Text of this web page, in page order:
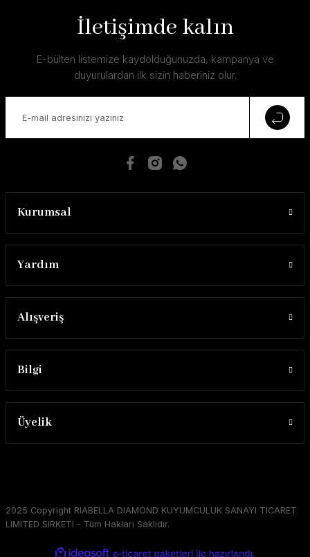
İletişimde kalın
E-bülten listemize kaydolduğunuzda, kampanya ve
duyurulardan ilk sizin haberiniz olur.
Kurumsal
Yardım
Alışveriş
Bilgi
Üyelik
2025 Copyright RIABELLA DIAMOND KUYUMCULUK SANAYI TICARET
LIMITED SIRKETI - Tüm Hakları Saklıdır.
ideasoft e-